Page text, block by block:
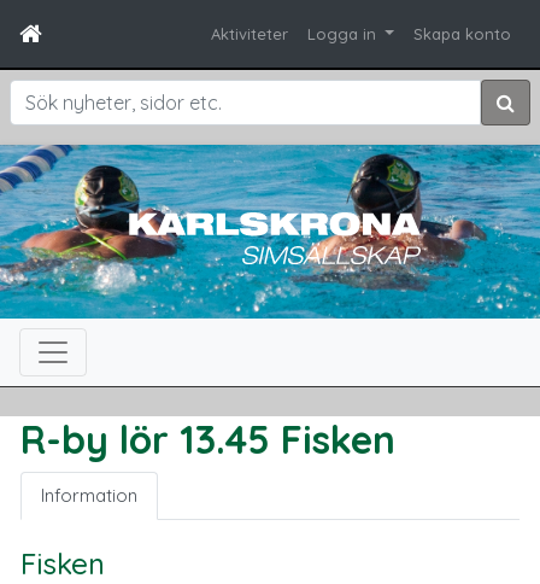
Aktiviteter Logga in Skapa konto
Sök
R-by lör 13.45 Fisken
Information
Fisken